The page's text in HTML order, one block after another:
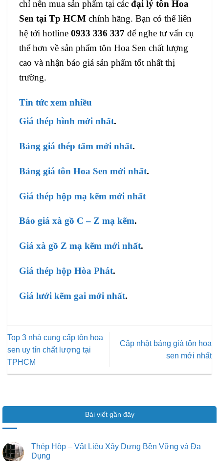
chỉ nên mua sản phẩm tại các đại lý tôn Hoa
Sen tại Tp HCM chính hãng. Bạn có thể liên
hệ tới hotline 0933 336 337 để nghe tư vấn cụ
thể hơn về sản phẩm tôn Hoa Sen chất lượng
cao và nhận báo giá sản phẩm tốt nhất thị
trường.
Tin tức xem nhiều
Giá thép hình mới nhất.
Bảng giá thép tấm mới nhất.
Bảng giá tôn Hoa Sen mới nhất.
Giá thép hộp mạ kẽm mới nhất
Báo giá xà gồ C – Z mạ kẽm.
Giá xà gồ Z mạ kẽm mới nhất.
Giá thép hộp Hòa Phát.
Giá lưới kẽm gai mới nhất.
Top 3 nhà cung cấp tôn hoa
sen uy tín chất lượng tại
TPHCM
Cập nhật bảng giá tôn hoa
sen mới nhất
Bài viết gần đây
Thép Hộp – Vật Liệu Xây Dựng Bền Vững và Đa
Dụng